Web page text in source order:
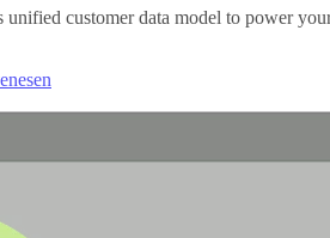
customer data model to power